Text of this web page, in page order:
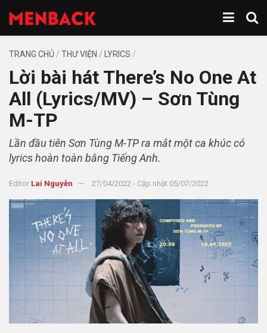
TRANG CHỦ / THƯ VIỆN / LYRICS /
Lời bài hát There’s No One At
All (Lyrics/MV) – Sơn Tùng
M-TP
Lần đầu tiên Sơn Tùng M-TP ra mắt một ca khúc có
lyrics hoàn toàn bằng Tiếng Anh.
Editor Lai Nguyễn 27/04/2022 - Cập nhật 05/07/2022